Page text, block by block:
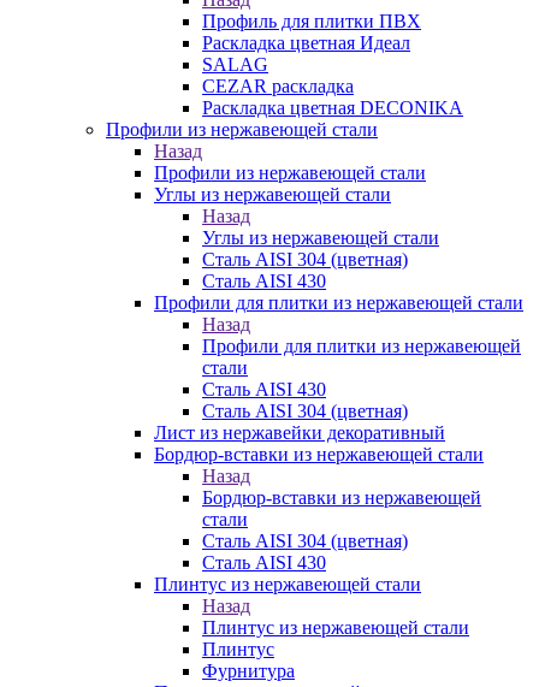
Профиль для плитки ПВХ
Раскладка цветная Идеал
SALAG
CEZAR раскладка
Раскладка цветная DECONIKA
Профили из нержавеющей стали
Назад
Профили из нержавеющей стали
Углы из нержавеющей стали
Назад
Углы из нержавеющей стали
Сталь AISI 304 (цветная)
Сталь AISI 430
Профили для плитки из нержавеющей стали
Назад
Профили для плитки из нержавеющей
стали
Сталь AISI 430
Сталь AISI 304 (цветная)
Лист из нержавейки декоративный
Бордюр-вставки из нержавеющей стали
Назад
Бордюр-вставки из нержавеющей
стали
Сталь AISI 304 (цветная)
Сталь AISI 430
Плинтус из нержавеющей стали
Назад
Плинтус из нержавеющей стали
Плинтус
Фурнитура